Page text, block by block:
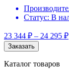
Статус: В
23 344 ₽ – 24 295 ₽
Заказать
Каталог товаров